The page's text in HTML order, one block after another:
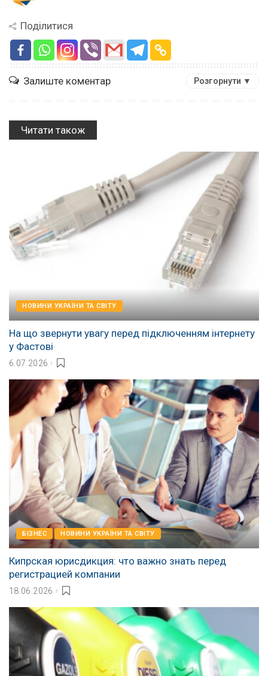
Поділитися
Залиште коментар Розгорнути ▼
Читати також
НОВИНИ УКРАЇНИ ТА СВІТУ
На що звернути увагу перед підключенням інтернету
у Фастові
6.07.2026
БІЗНЕС НОВИНИ УКРАЇНИ ТА СВІТУ
Кипрская юрисдикция: что важно знать перед
регистрацией компании
18.06.2026